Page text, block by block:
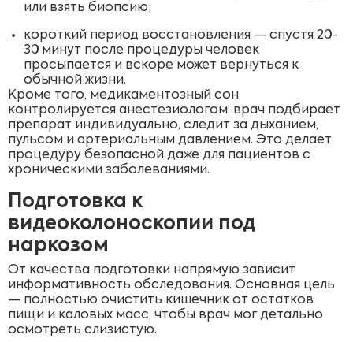
или взять биопсию;
короткий период восстановления — спустя 20-
30 минут после процедуры человек
просыпается и вскоре может вернуться к
обычной жизни.
Кроме того, медикаментозный сон
контролируется анестезиологом: врач подбирает
препарат индивидуально, следит за дыханием,
пульсом и артериальным давлением. Это делает
процедуру безопасной даже для пациентов с
хроническими заболеваниями.
Подготовка к
видеоколоноскопии под
наркозом
От качества подготовки напрямую зависит
информативность обследования. Основная цель
— полностью очистить кишечник от остатков
пищи и каловых масс, чтобы врач мог детально
осмотреть слизистую.